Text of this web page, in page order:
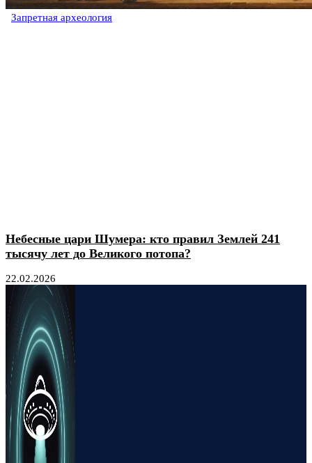
Запретная археология
Небесные цари Шумера: кто правил Землей 241
тысячу лет до Великого потопа?
22.02.2026